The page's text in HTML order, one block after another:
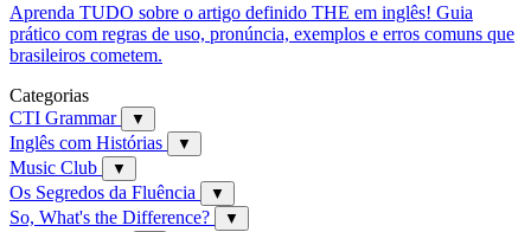
Aprenda TUDO sobre o artigo definido THE em inglês! Guia
prático com regras de uso, pronúncia, exemplos e erros comuns que
brasileiros cometem.
Categorias
CTI Grammar
▼
Inglês com Histórias ▼
Music Club ▼
Os Segredos da Fluência ▼
So, What's the Difference? ▼